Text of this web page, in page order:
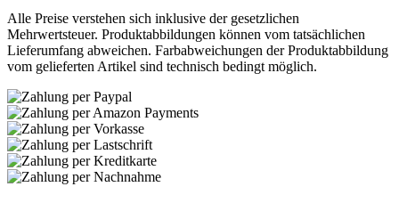
Alle Preise verstehen sich inklusive der gesetzlichen
Mehrwertsteuer. Produktabbildungen können vom tatsächlichen
Lieferumfang abweichen. Farbabweichungen der Produktabbildung
vom gelieferten Artikel sind technisch bedingt möglich.